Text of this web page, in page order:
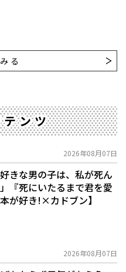
る
テンツ
2026年08月07日
きな男の子は、私が死ん
――『死にいたるまで君を愛
が好き!×カドブン】
2026年08月07日